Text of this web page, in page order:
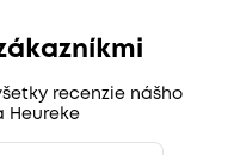
recenzie nášho
Heureke